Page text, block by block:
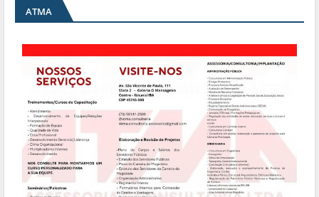
ATMA